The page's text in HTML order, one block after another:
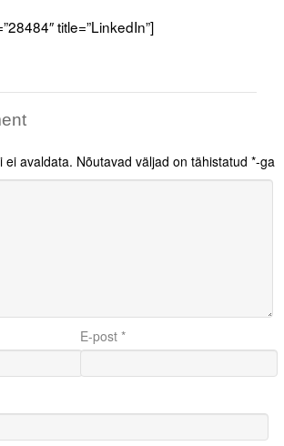
title=”LinkedIn”]
ei avaldata. Nõutavad väljad on tähistatud *-ga
E-post *